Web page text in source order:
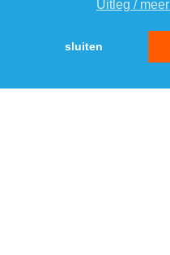
Uitleg /
sluiten